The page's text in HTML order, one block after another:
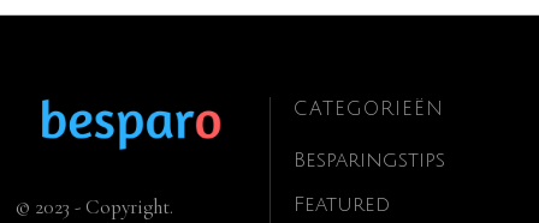
© 2023 - Copyright.
CATEGORIEËN
Besparingstips
Featured